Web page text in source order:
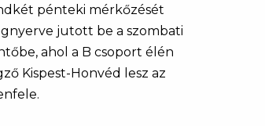
pénteki mérkőzését
jutott be a szombati
ahol a B csoport élén
Kispest-Honvéd lesz az